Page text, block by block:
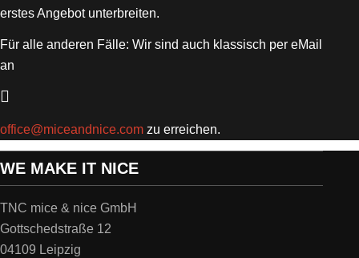
erstes Angebot unterbreiten.
Für alle anderen Fälle: Wir sind auch klassisch per eMail
an
office@miceandnice.com zu erreichen.
WE MAKE IT NICE
TNC mice & nice GmbH
Gottschedstraße 12
04109 Leipzig